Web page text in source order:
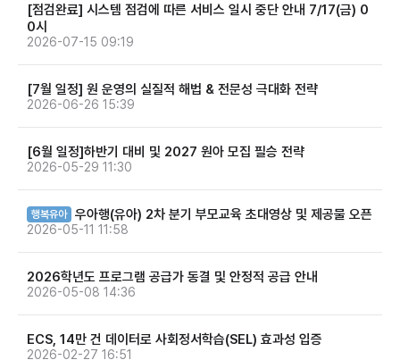
[점검완료] 시스템 점검에 따른 서비스 일시 중단 안내 7/17(금) 0
0시
2026-07-15 09:19
[7월 일정] 원 운영의 실질적 해법 & 전문성 극대화 전략
2026-06-26 15:39
[6월 일정]하반기 대비 및 2027 원아 모집 필승 전략
2026-05-29 11:30
행복유아 우아행(유아) 2차 분기 부모교육 초대영상 및 제공물 오픈
2026-05-11 11:58
2026학년도 프로그램 공급가 동결 및 안정적 공급 안내
2026-05-08 14:36
ECS, 14만 건 데이터로 사회정서학습(SEL) 효과성 입증
2026-02-27 16:51